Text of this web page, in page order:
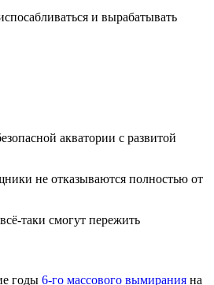
и вырабатывать
акватории с развитой
не отказываются полностью от
таки смогут пережить
годы 6-го массового вымирания на